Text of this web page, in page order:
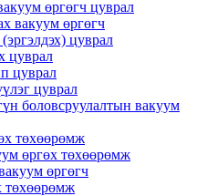
өргөгч цуврал
вакуум өргөгч
цуврал
цуврал
цуврал
цуврал
боловсруулалтын вакуум
төхөөрөмж
өргөх төхөөрөмж
өргөгч
төхөөрөмж